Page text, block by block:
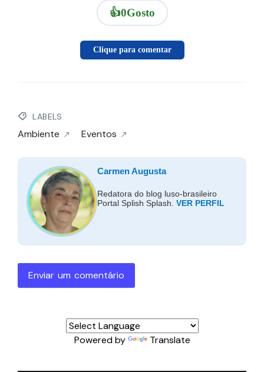
👍0Gosto
Clique para comentar
LABELS
Ambiente Eventos
Carmen Augusta
Redatora do blog luso-brasileiro
Portal Splish Splash. VER PERFIL
Enviar um comentário
Powered by Translate